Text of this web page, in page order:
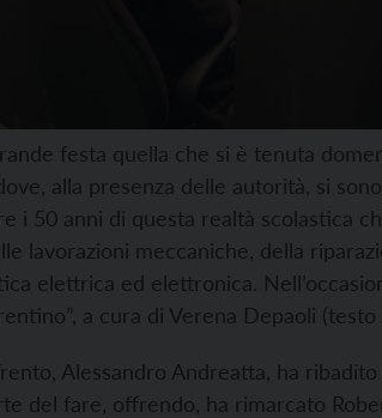
festa quella che si è tenuta
alla presenza delle autorità, si
i 50 anni di questa realtà scolastica
lavorazioni meccaniche, della
elettrica ed elettronica.
a cura di Verena Depaoli (testo
Alessandro Andreatta, ha
del fare, offrendo, ha rimarcato